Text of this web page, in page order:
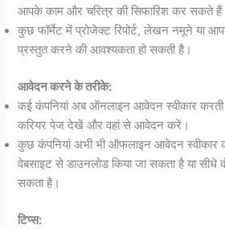
आपके काम और चरित्र की सिफारिश कर सकते
कुछ फॉर्मेट में प्रोजेक्ट रिपोर्ट, लेखन नमूने या
प्रस्तुत करने की आवश्यकता हो सकती है।
आवेदन करने के तरीके:
कई कंपनियां अब ऑनलाइन आवेदन स्वीकार
करियर पेज देखें और वहां से आवेदन करें।
कुछ कंपनियां अभी भी ऑफलाइन आवेदन स्वीकार
वेबसाइट से डाउनलोड किया जा सकता है या सीधे
सकता है।
टिप्स: